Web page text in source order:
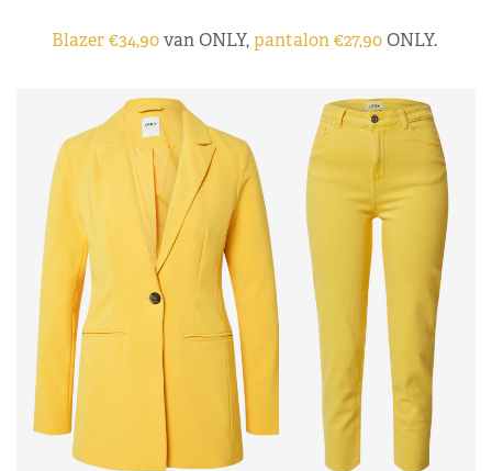
Blazer €34,90van ONLY,pantalon €27,90ONLY.